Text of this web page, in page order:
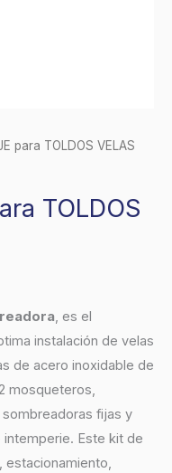
para TOLDOS VELAS
TOLDOS
, es el
instalación de velas
de acero inoxidable de
mosqueteros,
fijas y
Este kit de
estacionamiento,